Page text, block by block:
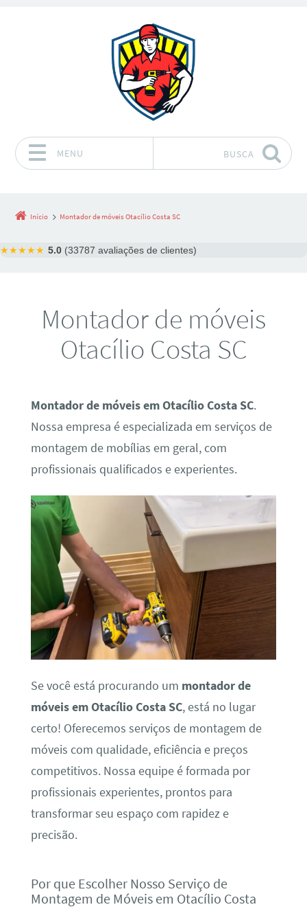
MENU BUSCA
Início Montador de móveis Otacílio Costa SC
★★★★★ 5.0 (33787 avaliações de clientes)
Montador de móveis
Otacílio Costa SC
Montador de móveis em Otacílio Costa SC.
Nossa empresa é especializada em serviços de
montagem de mobílias em geral, com
profissionais qualificados e experientes.
Se você está procurando um montador de
móveis em Otacílio Costa SC, está no lugar
certo! Oferecemos serviços de montagem de
móveis com qualidade, eficiência e preços
competitivos. Nossa equipe é formada por
profissionais experientes, prontos para
transformar seu espaço com rapidez e
precisão.
Por que Escolher Nosso Serviço de
Montagem de Móveis em Otacílio Costa